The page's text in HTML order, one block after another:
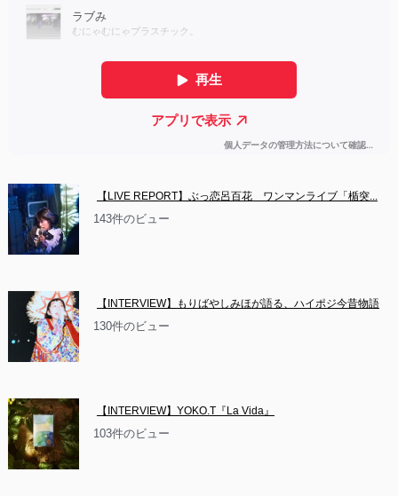
【LIVE REPORT】ぶっ恋呂百花　ワンマンライブ「楯突...
143件のビュー
【INTERVIEW】もりばやしみほが語る、ハイポジ今昔物語
130件のビュー
【INTERVIEW】YOKO.T『La Vida』
103件のビュー